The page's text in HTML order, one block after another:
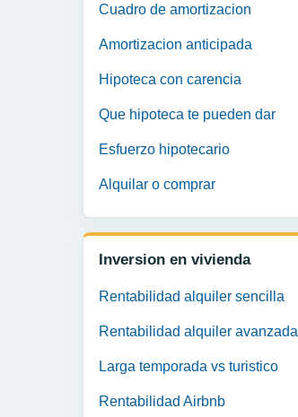
Cuadro de amortizacion
Amortizacion anticipada
Hipoteca con carencia
Que hipoteca te pueden dar
Esfuerzo hipotecario
Alquilar o comprar
Inversion en vivienda
Rentabilidad alquiler sencilla
Rentabilidad alquiler avanzada
Larga temporada vs turistico
Rentabilidad Airbnb